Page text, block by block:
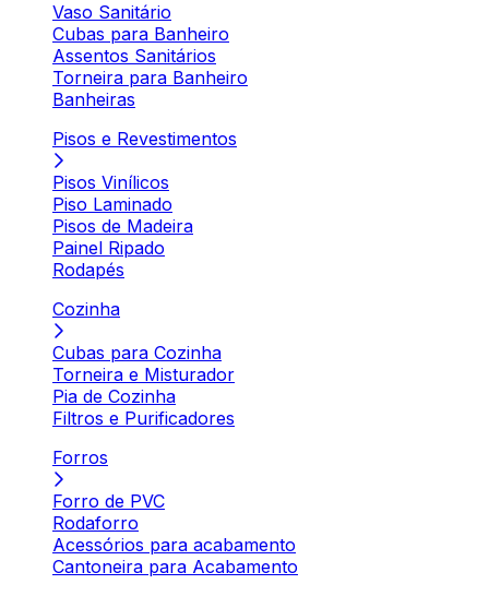
Vaso Sanitário
Cubas para Banheiro
Assentos Sanitários
Torneira para Banheiro
Banheiras
Pisos e Revestimentos
Pisos Vinílicos
Piso Laminado
Pisos de Madeira
Painel Ripado
Rodapés
Cozinha
Cubas para Cozinha
Torneira e Misturador
Pia de Cozinha
Filtros e Purificadores
Forros
Forro de PVC
Rodaforro
Acessórios para acabamento
Cantoneira para Acabamento